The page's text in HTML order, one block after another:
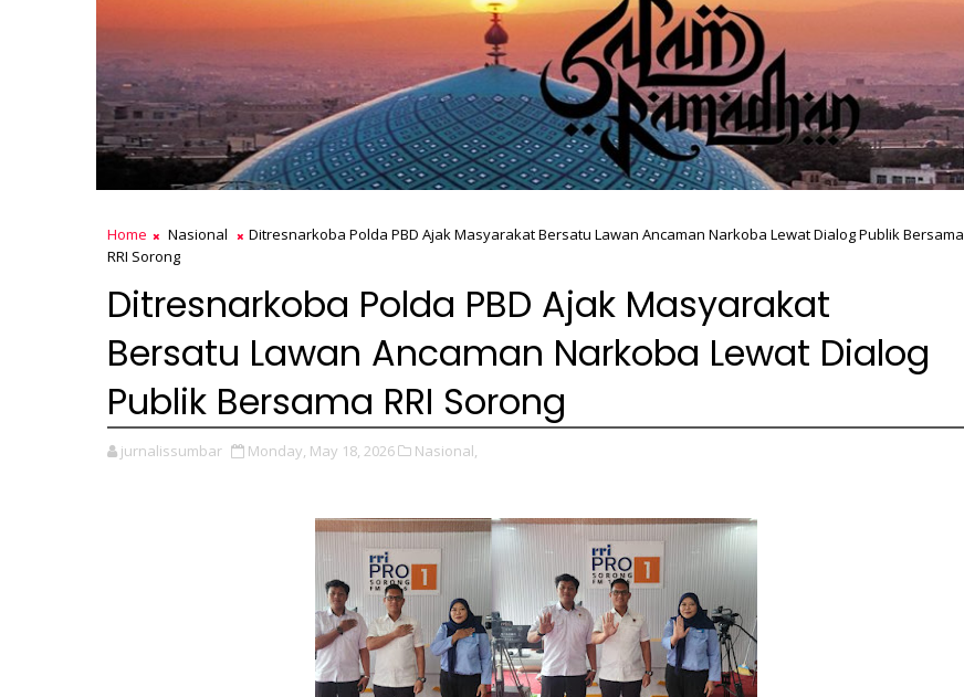
Home Nasional
Ditresnarkoba Polda PBD Ajak Masyarakat Bersatu Lawan Ancaman Narkoba Lewat Dialog Publik Bersama
RRI Sorong
Ditresnarkoba Polda PBD Ajak Masyarakat
Bersatu Lawan Ancaman Narkoba Lewat Dialog
Publik Bersama RRI Sorong
jurnalissumbar Monday, May 18, 2026 Nasional,